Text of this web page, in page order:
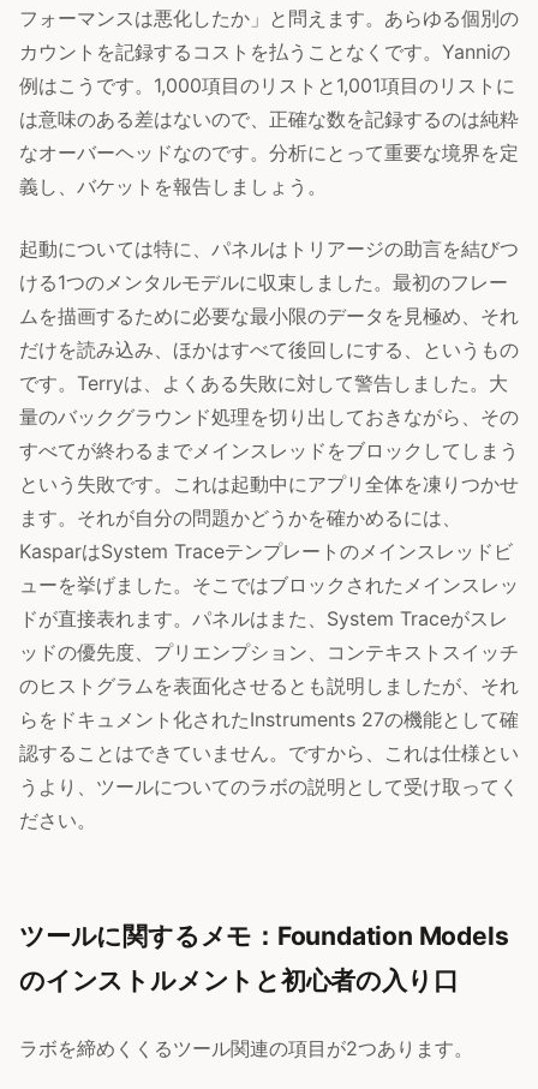
フォーマンスは悪化したか」と問えます。あらゆる個別の
カウントを記録するコストを払うことなくです。Yanniの
例はこうです。1,000項目のリストと1,001項目のリストに
は意味のある差はないので、正確な数を記録するのは純粋
なオーバーヘッドなのです。分析にとって重要な境界を定
義し、バケットを報告しましょう。
起動については特に、パネルはトリアージの助言を結びつ
ける1つのメンタルモデルに収束しました。最初のフレー
ムを描画するために必要な最小限のデータを見極め、それ
だけを読み込み、ほかはすべて後回しにする、というもの
です。Terryは、よくある失敗に対して警告しました。大
量のバックグラウンド処理を切り出しておきながら、その
すべてが終わるまでメインスレッドをブロックしてしまう
という失敗です。これは起動中にアプリ全体を凍りつかせ
ます。それが自分の問題かどうかを確かめるには、
KasparはSystem Traceテンプレートのメインスレッドビ
ューを挙げました。そこではブロックされたメインスレッ
ドが直接表れます。パネルはまた、System Traceがスレ
ッドの優先度、プリエンプション、コンテキストスイッチ
のヒストグラムを表面化させるとも説明しましたが、それ
らをドキュメント化されたInstruments 27の機能として確
認することはできていません。ですから、これは仕様とい
うより、ツールについてのラボの説明として受け取ってく
ださい。
ツールに関するメモ：Foundation Models
のインストルメントと初心者の入り口
ラボを締めくくるツール関連の項目が2つあります。